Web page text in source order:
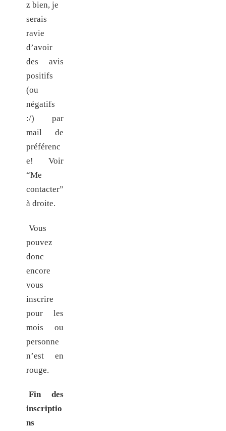
z bien, je
serais
ravie
d’avoir
des avis
positifs
(ou
négatifs
:/) par
mail de
préférenc
e! Voir
“Me
contacter”
à droite.
Vous
pouvez
donc
encore
vous
inscrire
pour les
mois ou
personne
n’est en
rouge.
Fin des
inscriptio
ns